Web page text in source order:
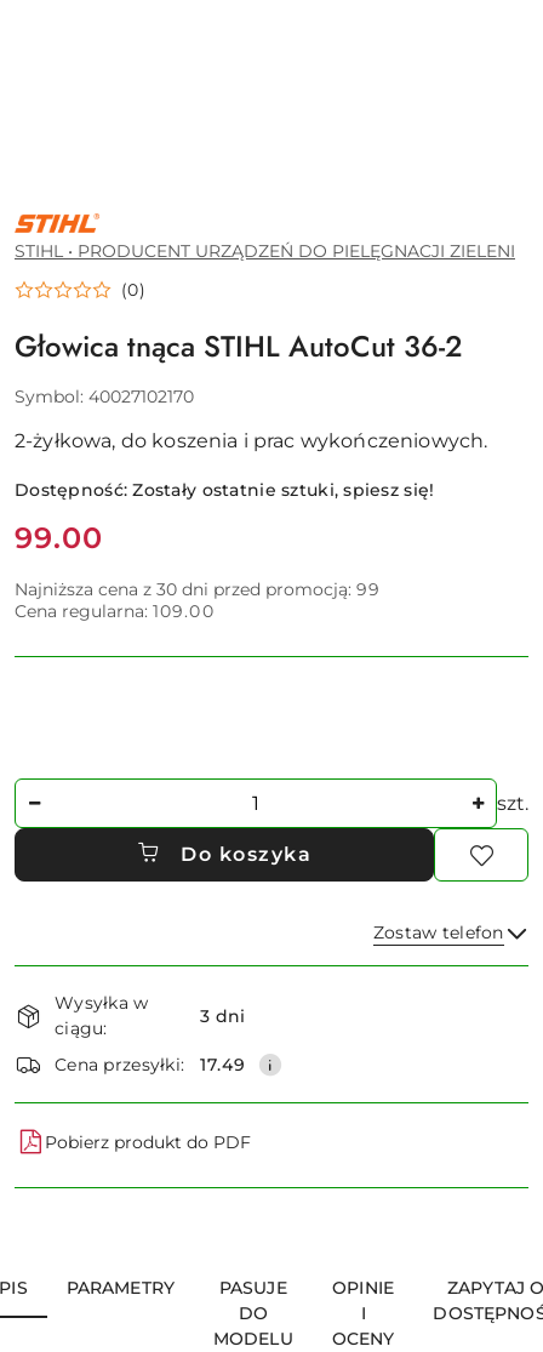
STIHL
•
PRODUCENT
URZĄDZEŃ
DO
PIELĘGNACJI
STIHL • PRODUCENT URZĄDZEŃ DO PIELĘGNACJI ZIELENI
(0)
Głowica tnąca STIHL AutoCut 36-2
Symbol: 40027102170
2-żyłkowa, do koszenia i prac wykończeniowych.
Dostępność:Zostały ostatnie sztuki, spiesz się!
Cena:
99.00
Najniższa cena z 30 dni przed promocją: 99
Cena regularna: 109.00
szt.
Do koszyka
Zostaw telefon
i
dostawa
Wysyłka w
ciągu:
3 dni
Cena przesyłki: 17.49
Pobierz produkt do PDF
PARAMETRY
PASUJE
DO
MODELU
OPINIE
I
OCENY
ZAPYTAJ